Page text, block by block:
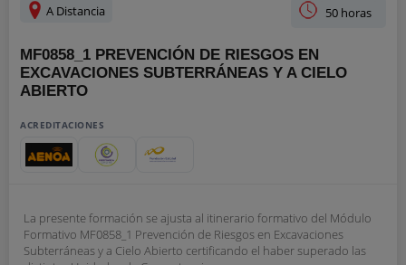
A Distancia 50 horas
MF0858_1 PREVENCIÓN DE RIESGOS EN
EXCAVACIONES SUBTERRÁNEAS Y A CIELO
ABIERTO
ACREDITACIONES
La presente formación se ajusta al itinerario formativo del Módulo
Formativo MF0858_1 Prevención de Riesgos en Excavaciones
Subterráneas y a Cielo Abierto certificando el haber superado las